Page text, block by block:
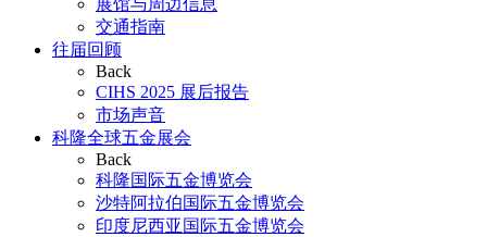
展馆与周边信息
交通指南
往届回顾
Back
CIHS 2025 展后报告
市场声音
科隆全球五金展会
Back
科隆国际五金博览会
沙特阿拉伯国际五金博览会
印度尼西亚国际五金博览会